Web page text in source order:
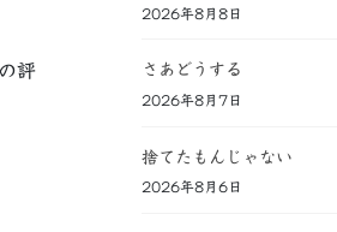
評
2026年8月8日
さあどうする
2026年8月7日
捨てたもんじゃない
2026年8月6日